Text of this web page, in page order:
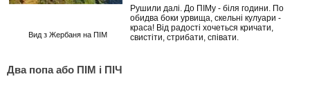
Рушили далі. До ПІМу - біля години. По
обидва боки урвища, скельні кулуари -
краса! Від радості хочеться кричати,
свистіти, стрибати, співати.
Вид з Жербаня на ПІМ
Два попа або ПІМ і ПІЧ